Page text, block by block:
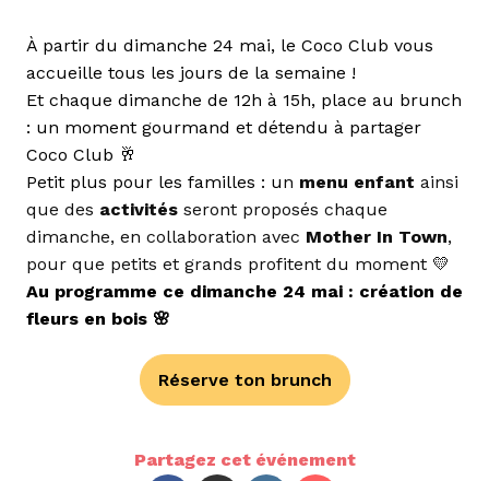
À partir du dimanche 24 mai, le Coco Club vous
accueille tous les jours de la semaine !
Et chaque dimanche de 12h à 15h, place au brunch
: un moment gourmand et détendu à partager
Coco Club 🥂
Petit plus pour les familles : un menu enfant ainsi
que des activités seront proposés chaque
dimanche, en collaboration avec Mother In Town,
pour que petits et grands profitent du moment 💛
Au programme ce dimanche 24 mai : création de
fleurs en bois 🌸
Réserve ton brunch
Partagez cet événement